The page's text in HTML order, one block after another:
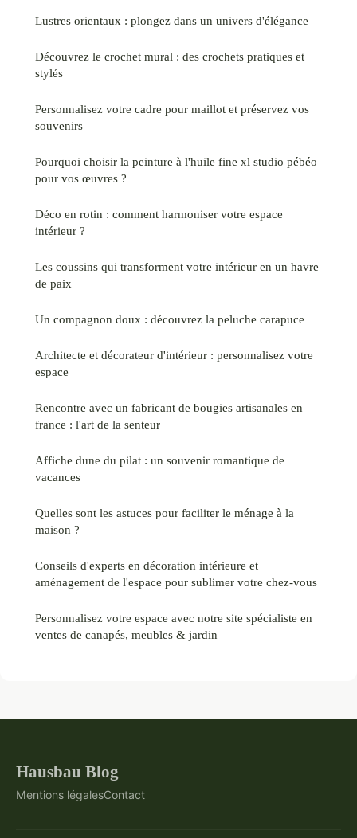
Lustres orientaux : plongez dans un univers d'élégance
Découvrez le crochet mural : des crochets pratiques et
stylés
Personnalisez votre cadre pour maillot et préservez vos
souvenirs
Pourquoi choisir la peinture à l'huile fine xl studio pébéo
pour vos œuvres ?
Déco en rotin : comment harmoniser votre espace
intérieur ?
Les coussins qui transforment votre intérieur en un havre
de paix
Un compagnon doux : découvrez la peluche carapuce
Architecte et décorateur d'intérieur : personnalisez votre
espace
Rencontre avec un fabricant de bougies artisanales en
france : l'art de la senteur
Affiche dune du pilat : un souvenir romantique de
vacances
Quelles sont les astuces pour faciliter le ménage à la
maison ?
Conseils d'experts en décoration intérieure et
aménagement de l'espace pour sublimer votre chez-vous
Personnalisez votre espace avec notre site spécialiste en
ventes de canapés, meubles & jardin
Hausbau Blog
Mentions légalesContact